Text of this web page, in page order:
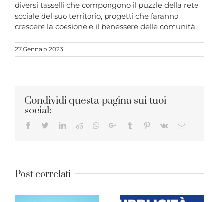
diversi tasselli che compongono il puzzle della rete
sociale del suo territorio, progetti che faranno
crescere la coesione e il benessere delle comunità.
27 Gennaio 2023
Condividi questa pagina sui tuoi
social:
Facebook
TwitterLinkedIn
RedditWhatsapp
Google+Tumblr Pinterest
Vk Email
Post correlati